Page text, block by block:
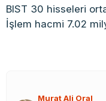
BIST 30 hisseleri
İşlem hacmi 7.02
Murat Ali Oral